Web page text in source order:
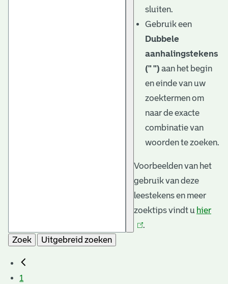
sluiten.
Gebruik een
Dubbele
aanhalingstekens
(" ") aan het begin
en einde van uw
zoektermen om
naar de exacte
combinatie van
woorden te zoeken.
Voorbeelden van het
gebruik van deze
leestekens en meer
zoektips vindt u hier
.
Zoek
Uitgebreid zoeken
1